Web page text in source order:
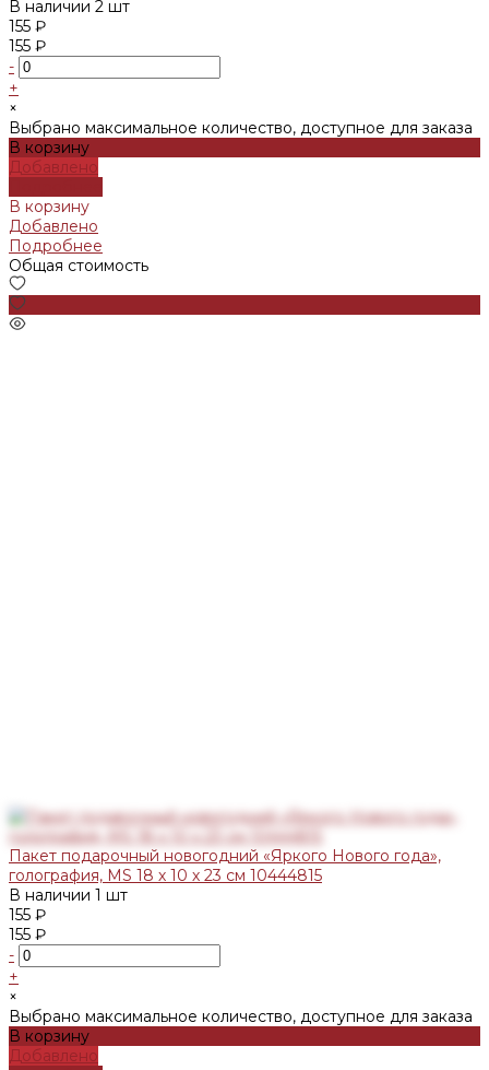
В наличии 2 шт
155 ₽
155 ₽
-
+
×
Выбрано максимальное количество, доступное для заказа
В корзину
Добавлено
В корзину
Добавлено
Подробнее
Общая стоимость
Пакет подарочный новогодний «Яркого Нового года»,
голография, MS 18 х 10 х 23 см 10444815
В наличии 1 шт
155 ₽
155 ₽
-
+
×
Выбрано максимальное количество, доступное для заказа
В корзину
Добавлено